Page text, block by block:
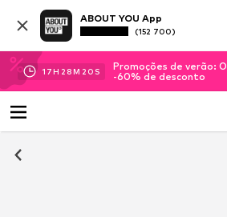
ABOUT YOU App
(152 700)
17H 28M 20 S
Promoções de verão:
-60% de desconto